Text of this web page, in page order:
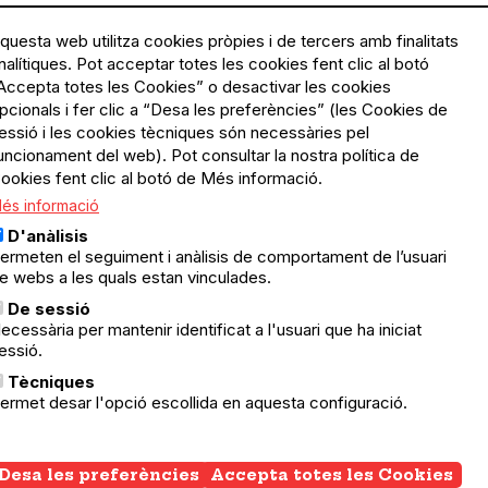
Menú
Legal
Política de privacitat
Avís legal
Política de cookies
organitzadors.
web utilitza cookies pròpies i de tercers amb finalitats
Pot acceptar totes les cookies fent clic al botó
totes les Cookies” o desactivar les cookies
i fer clic a “Desa les preferències” (les Cookies de
i les cookies tècniques són necessàries pel
del web). Pot consultar la nostra política de
fent clic al botó de Més informació.
informació
D'anàlisis
el seguiment i anàlisis de comportament de l’usuari
webs a les quals estan vinculades.
De sessió
per mantenir identificat a l'usuari que ha iniciat
Tècniques
desar l'opció escollida en aquesta configuració.
les preferències Accepta totes les Cookies